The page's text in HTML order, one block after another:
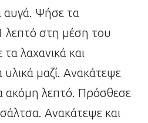
αυγά. Ψήσε τα
λεπτό στη μέση του
λαχανικά και
μαζί. Ανακάτεψε
ακόμη λεπτό. Πρόσθεσε
Ανακάτεψε και